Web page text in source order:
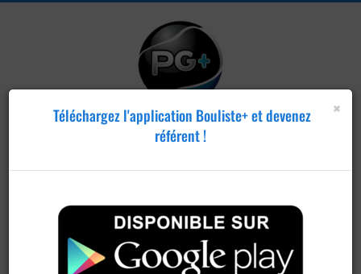
×
Téléchargez l'application Bouliste+ et devenez
référent !